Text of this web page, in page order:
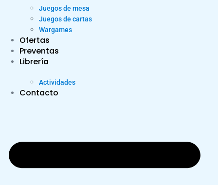
Juegos de mesa
Juegos de cartas
Wargames
Ofertas
Preventas
Librería
Actividades
Contacto